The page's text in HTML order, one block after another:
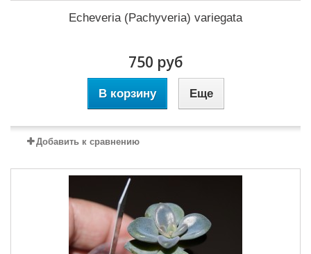
Echeveria (Pachyveria) variegata
750 руб
В корзину Еще
Добавить к сравнению